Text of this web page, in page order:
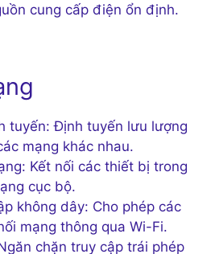
cung cấp điện ổn định.
tuyến: Định tuyến lưu lượng
mạng khác nhau.
Kết nối các thiết bị trong
cục bộ.
không dây: Cho phép các
mạng thông qua Wi-Fi.
chặn truy cập trái phép